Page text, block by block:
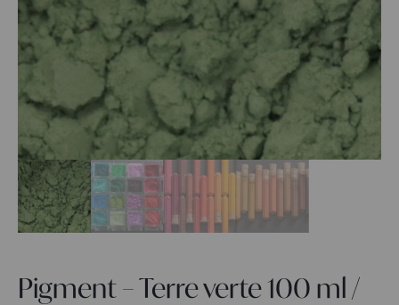
Pigment – Terre verte 100 ml /